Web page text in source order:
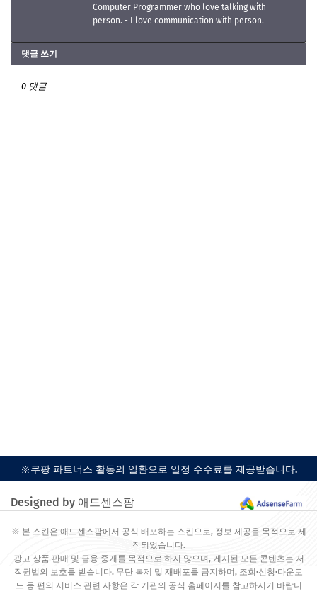
Computer Programmer who love talking with
person. - I love communication with person.
댓글 쓰기
0 댓글
※쿠팡 파트너스 활동의 일환으로 일정 수수료를 제공받습니다.
Designed by 애드센스팜
※ 본 스킨은 애드센스팜에서 공식 배포하는 스킨으로, 정보 제공을 목적으로 제
작되었습니다.
광고 상품 판매 및 금융 중개를 목적으로 하지 않으며, 게시된 모든 콘텐츠는 저
작권법의 보호를 받습니다. 무단 복제 및 재배포를 금지하며, 조회·신청·다운로
드 등 편의 서비스 관련 사항은 각 기관의 공식 홈페이지를 참고하시기 바랍니